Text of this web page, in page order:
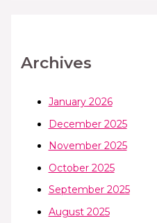
Archives
January 2026
December 2025
November 2025
October 2025
September 2025
August 2025